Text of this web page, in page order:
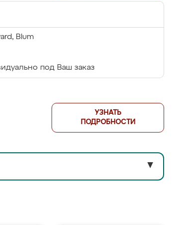
Blum
под Ваш заказ
УЗНАТЬ
ПОДРОБНОСТИ
▼